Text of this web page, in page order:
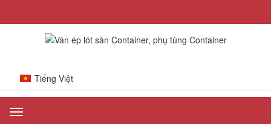
Tiếng Việt
Toggle